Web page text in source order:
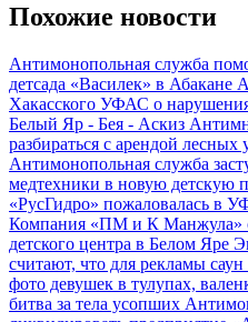
Похожие новости
Антимонопольная служба
детсада «Василек» в Абакане
Хакасского УФАС о
Белый Яр - Бея - Аскиз
разбираться с арендой лесных
Антимонопольная служба
медтехники в новую детскую
«РусГидро» пожаловалась в
Компания «ПМ и К Манжула»
детского центра в Белом Яре
считают, что для рекламы
фото девушек в тулупах,
битва за тела усопших